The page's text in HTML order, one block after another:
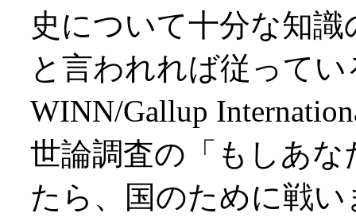
史について十分な知
と言われれば従って
WINN/Gallup
世論調査の「もしあ
たら、国のために戦